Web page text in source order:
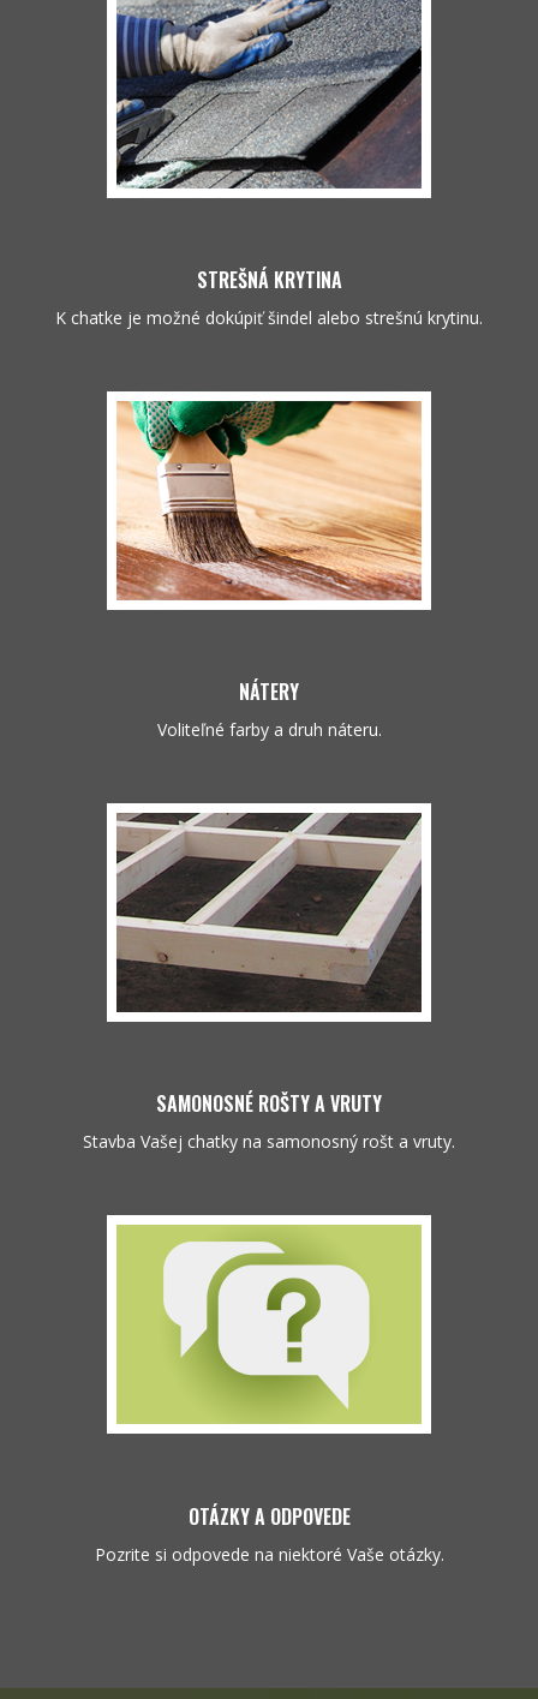
STREŠNÁ KRYTINA
K chatke je možné dokúpiť šindel alebo strešnú krytinu.
NÁTERY
Voliteľné farby a druh náteru.
SAMONOSNÉ ROŠTY A VRUTY
Stavba Vašej chatky na samonosný rošt a vruty.
OTÁZKY A ODPOVEDE
Pozrite si odpovede na niektoré Vaše otázky.